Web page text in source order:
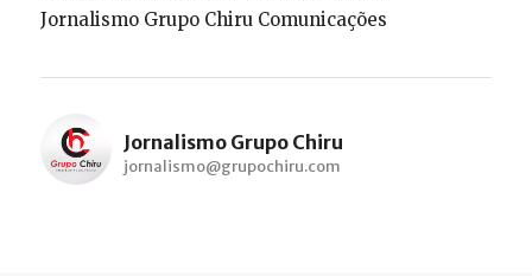
Jornalismo Grupo Chiru Comunicações
Jornalismo Grupo Chiru
jornalismo@grupochiru.com